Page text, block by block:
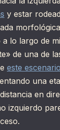
y estar
a lo largo de
de una de
este escenario
una
en
izquierdo